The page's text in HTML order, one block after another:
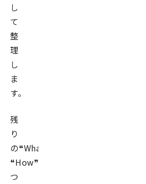
し
て
整
理
し
ま
す。
残
り
の❝What❞
❝How❞に
つ